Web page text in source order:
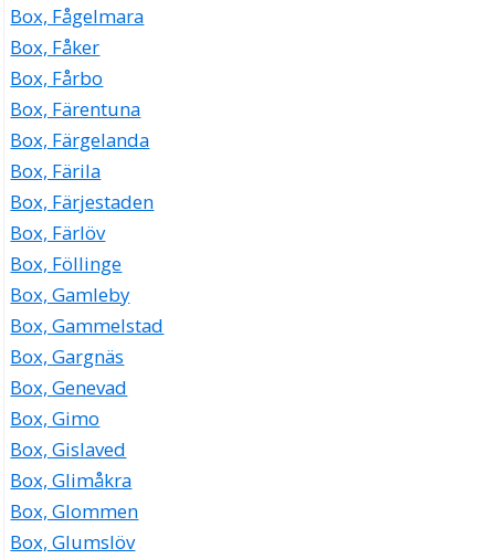
Box, Fågelmara
Box, Fåker
Box, Fårbo
Box, Färentuna
Box, Färgelanda
Box, Färila
Box, Färjestaden
Box, Färlöv
Box, Föllinge
Box, Gamleby
Box, Gammelstad
Box, Gargnäs
Box, Genevad
Box, Gimo
Box, Gislaved
Box, Glimåkra
Box, Glommen
Box, Glumslöv